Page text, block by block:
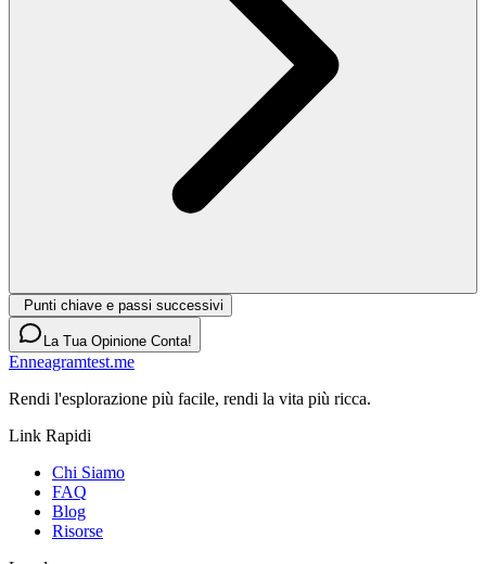
Punti chiave e passi successivi
La Tua Opinione Conta!
Enneagramtest.me
Rendi l'esplorazione più facile, rendi la vita più ricca.
Link Rapidi
Chi Siamo
FAQ
Blog
Risorse